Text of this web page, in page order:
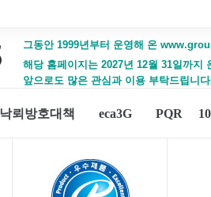
그동안 1999년부터 운영해 온
해당 홈페이지는 2027년 12월 31일까
앞으로도 많은 관심과 이용 부탁드립니
낙뢰방호대책 eca3G PQR